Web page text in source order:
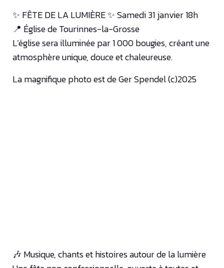
✨ FÊTE DE LA LUMIÈRE ✨ Samedi 31 janvier 18h
📍 Église de Tourinnes-la-Grosse
L’église sera illuminée par 1 000 bougies, créant une
atmosphère unique, douce et chaleureuse.
La magnifique photo est de Ger Spendel (c)2025
🎶 Musique, chants et histoires autour de la lumière